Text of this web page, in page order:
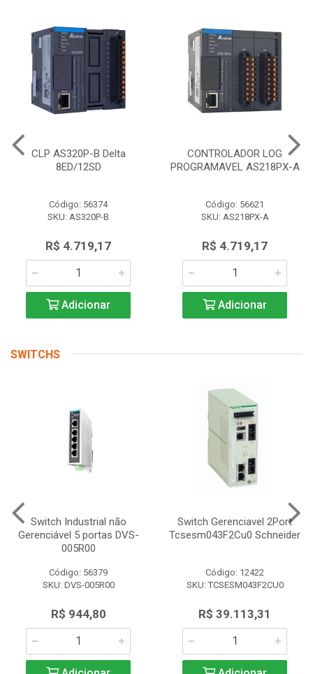
CLP AS320P-B Delta
8ED/12SD
Código: 56374
SKU: AS320P-B
R$ 4.719,17
Adicionar
CONTROLADOR LOG
PROGRAMAVEL AS218PX-A
Código: 56621
SKU: AS218PX-A
R$ 4.719,17
Adicionar
SWITCHS
Switch Industrial não
Gerenciável 5 portas DVS-
005R00
Código: 56379
SKU: DVS-005R00
R$ 944,80
Switch Gerenciavel 2Port
Tcsesm043F2Cu0 Schneider
Código: 12422
SKU: TCSESM043F2CU0
R$ 39.113,31